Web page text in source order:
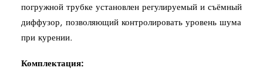
погружной трубке установлен регулируемый и съёмный
диффузор, позволяющий контролировать уровень шума
при курении.
Комплектация: